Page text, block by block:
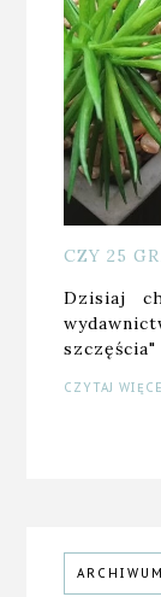
CZY 25
Dzisiaj
CZYTAJ
ARCHIWUM